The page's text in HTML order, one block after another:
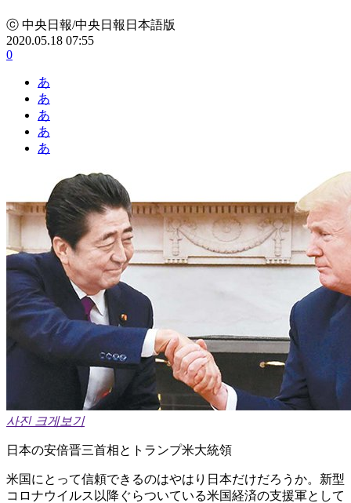
ⓒ 中央日報/中央日報日本語版
2020.05.18 07:55
0
あ
あ
あ
あ
あ
사진 크게보기
日本の安倍晋三首相とトランプ米大統領
米国にとって信頼できるのはやはり日本だけだろうか。新型
コロナウイルス以降ぐらついている米国経済の支援軍として